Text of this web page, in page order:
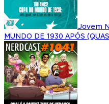
Jovem
MUNDO DE 1930 APÓS